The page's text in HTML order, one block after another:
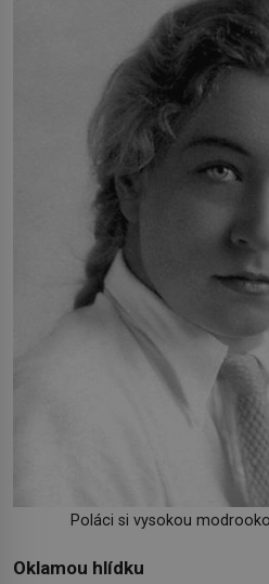
Poláci si vysokou
Oklamou hlídku